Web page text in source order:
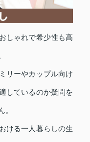
しゃれで希少性も高
リーやカップル向け
しているのか疑問を
。
ける一人暮らしの生